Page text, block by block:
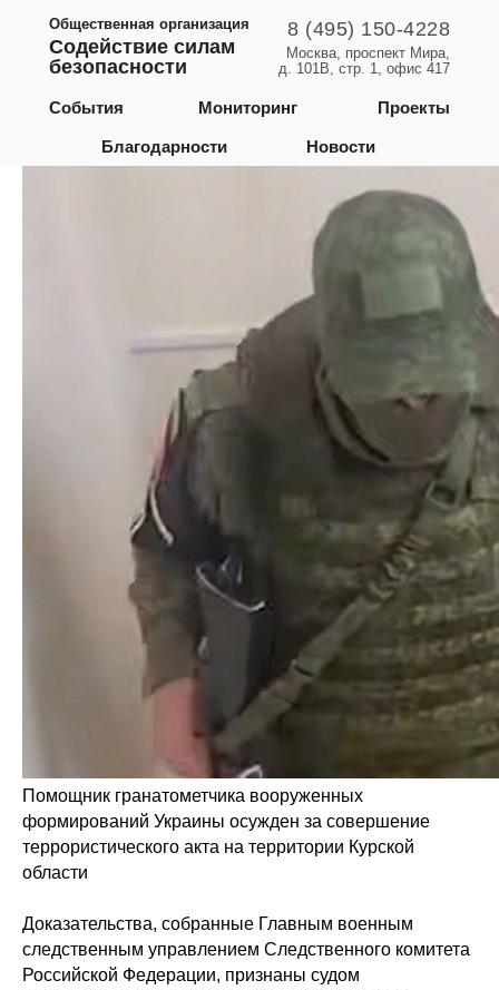
8 (495) 150-4228
Общественная организация
Содействие силам
безопасности
Мониторинг
События
Благодарности Новости
Проекты
Москва, проспект Мира,
д. 101В, стр. 1, офис 417
Помощник гранатометчика вооруженных
формирований Украины осужден за совершение
террористического акта на территории Курской
области
Доказательства, собранные Главным военным
следственным управлением Следственного комитета
Российской Федерации, признаны судом